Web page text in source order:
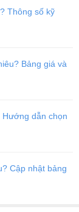
Thông số kỹ
Bảng giá và
Hướng dẫn chọn
Cập nhật bảng